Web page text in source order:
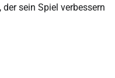
sein Spiel verbessern